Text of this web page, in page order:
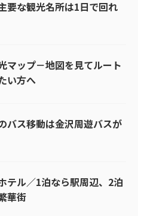
要な観光名所は1日で回れ
マップ－地図を見てルート
い方へ
バス移動は金沢周遊バスが
テル／1泊なら駅周辺、2泊
華街